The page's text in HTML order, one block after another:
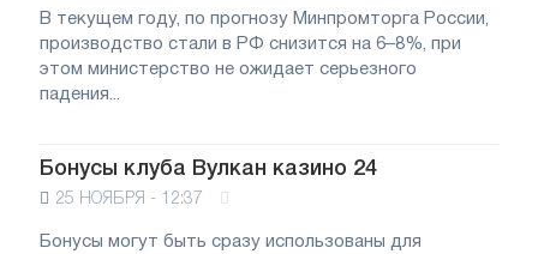
В текущем году, по прогнозу Минпромторга России,
производство стали в РФ снизится на 6–8%, при
этом министерство не ожидает серьезного
падения...
Бонусы клуба Вулкан казино 24
25 НОЯБРЯ - 12:37
Бонусы могут быть сразу использованы для